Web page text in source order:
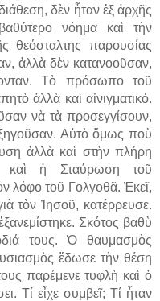
δὲν ἦταν ἐξ ἀρχῆς
νόημα καὶ τὴν
θεόσταλτης παρουσίας
ἀλλὰ δὲν κατανοοῦσαν,
Τὸ πρόσωπο τοῦ
ἀλλὰ καὶ αἰνιγματικό.
νὰ τὰ προσεγγίσουν,
Αὐτὸ ὅμως ποὺ
ἀλλὰ καὶ στὴν πλήρη
καὶ ἡ Σταύρωση τοῦ
λόφο τοῦ Γολγοθᾶ. Ἐκεῖ,
τὸν Ἰησοῦ, κατέρρευσε.
Σκότος βαθὺ
τους. Ὁ θαυμασμὸς
ἔδωσε τὴν θέση
παρέμενε τυφλὴ καὶ ὁ
Τί εἶχε συμβεῖ; Τί ἦταν